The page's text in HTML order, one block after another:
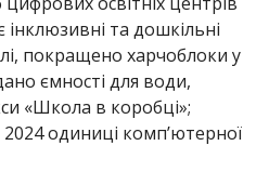
інклюзивні та дошкільні
покращено харчоблоки у
ємності для води,
«Школа в коробці»;
одиниці комп’ютерної